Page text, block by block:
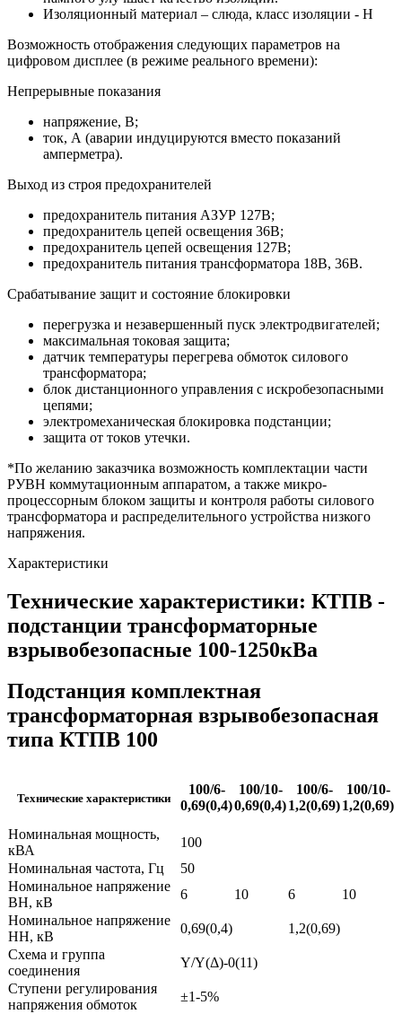
Изоляционный материал – слюда, класс изоляции - Н
Возможность отображения следующих параметров на
цифровом дисплее (в режиме реального времени):
Непрерывные показания
напряжение, В;
ток, А (аварии индуцируются вместо показаний
амперметра).
Выход из строя предохранителей
предохранитель питания АЗУР 127В;
предохранитель цепей освещения 36В;
предохранитель цепей освещения 127В;
предохранитель питания трансформатора 18В, 36В.
Срабатывание защит и состояние блокировки
перегрузка и незавершенный пуск электродвигателей;
максимальная токовая защита;
датчик температуры перегрева обмоток силового
трансформатора;
блок дистанционного управления с искробезопасными
цепями;
электромеханическая блокировка подстанции;
защита от токов утечки.
*По желанию заказчика возможность комплектации части
РУВН коммутационным аппаратом, а также микро-
процессорным блоком защиты и контроля работы силового
трансформатора и распределительного устройства низкого
напряжения.
Характеристики
Технические характеристики: КТПВ -
подстанции трансформаторные
взрывобезопасные 100-1250кВа
Подстанция комплектная
трансформаторная взрывобезопасная
типа КТПВ 100
Технические характеристики
100/6-
0,69(0,4)
100/10-
0,69(0,4)
100/6-
1,2(0,69)
100/10-
1,2(0,69)
Номинальная мощность,
кВА
100
Номинальная частота, Гц
50
Номинальное напряжение
ВН, кВ
6 10 6
10
Номинальное напряжение
НН, кВ
0,69(0,4)
1,2(0,69)
Схема и группа
соединения
Y/Y(Δ)-0(11)
Ступени регулирования
напряжения обмоток
±1-5%